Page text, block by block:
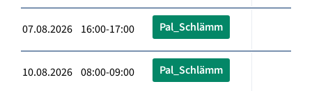
07.08.2026 16:00-17:00 Pal_Schlämm
10.08.2026 08:00-09:00 Pal_Schlämm